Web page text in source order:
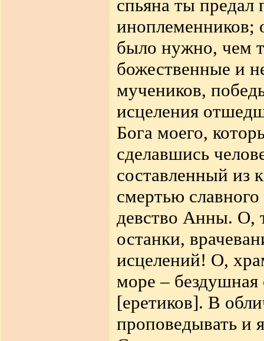
спьяна ты предал
иноплеменников;
было нужно, чем
божественные и
мучеников,
исцеления
Бога моего,
сделавшись
составленный из
смертью
девство Анны. О,
останки,
исцелений! О,
море– бездушная
[еретиков]. В
проповедывать и